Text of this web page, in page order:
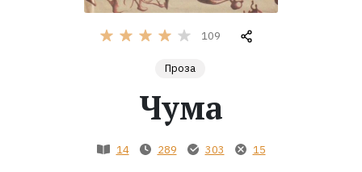
Коллекции
109
Проза
Чума
14 289 303 15